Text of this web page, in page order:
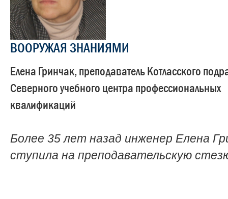
ВООРУЖАЯ ЗНАНИЯМИ
Елена Гринчак, преподаватель Котласского
Северного учебного центра профессиональных
квалификаций
Более 35 лет назад инженер Елена
ступила на преподавательскую